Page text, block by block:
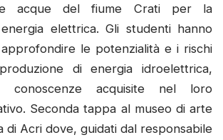
acque del fiume Crati per la
elettrica. Gli studenti hanno
le potenzialità e i rischi
di energia idroelettrica,
conoscenze acquisite nel loro
Seconda tappa al museo di arte
di Acri dove, guidati dal responsabile